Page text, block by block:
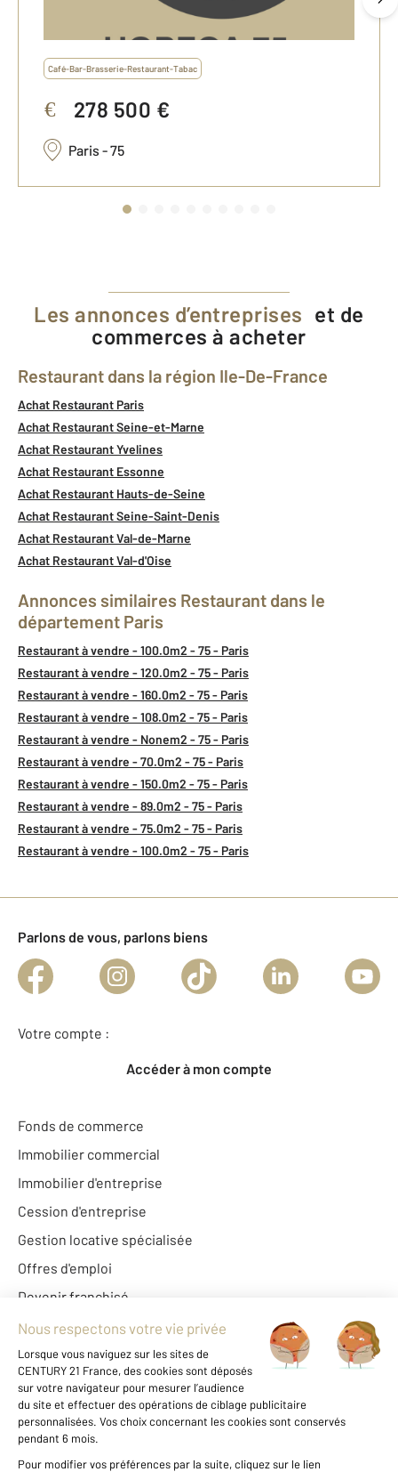
Café-Bar-Brasserie-Restaurant-Tabac
€ 278 500 €
Paris - 75
Les annonces d’entreprises et de
commerces à acheter
Restaurant dans la région Ile-De-France
Achat Restaurant Paris
Achat Restaurant Seine-et-Marne
Achat Restaurant Yvelines
Achat Restaurant Essonne
Achat Restaurant Hauts-de-Seine
Achat Restaurant Seine-Saint-Denis
Achat Restaurant Val-de-Marne
Achat Restaurant Val-d'Oise
Annonces similaires Restaurant dans le
département Paris
Restaurant à vendre - 100.0m2 - 75 - Paris
Restaurant à vendre - 120.0m2 - 75 - Paris
Restaurant à vendre - 160.0m2 - 75 - Paris
Restaurant à vendre - 108.0m2 - 75 - Paris
Restaurant à vendre - Nonem2 - 75 - Paris
Restaurant à vendre - 70.0m2 - 75 - Paris
Restaurant à vendre - 150.0m2 - 75 - Paris
Restaurant à vendre - 89.0m2 - 75 - Paris
Restaurant à vendre - 75.0m2 - 75 - Paris
Restaurant à vendre - 100.0m2 - 75 - Paris
Parlons de vous, parlons biens
Votre compte :
Accéder à mon compte
Fonds de commerce
Immobilier commercial
Immobilier d'entreprise
Cession d'entreprise
Gestion locative spécialisée
Offres d'emploi
Devenir franchisé
Century 21 France
Fine Homes & Estates
À propos de CENTURY 21
International
Nous contacter